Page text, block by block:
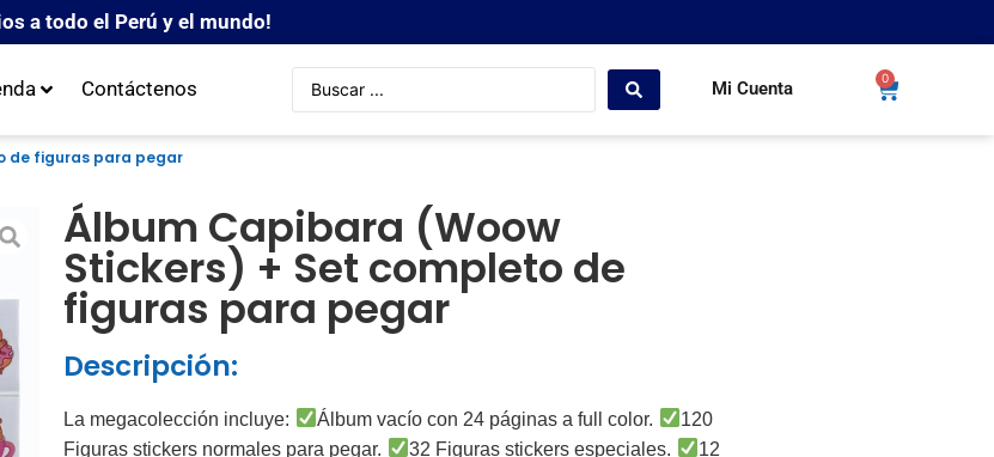
a todo el Perú y el mundo!
Contáctenos Mi Cuenta
0
de figuras para pegar
Álbum Capibara (Woow
Stickers) + Set completo de
figuras para pegar
Descripción:
La megacolección incluye: Álbum vacío con 24 páginas a full color.
120
Figuras stickers normales para pegar.
32 Figuras stickers especiales.
12